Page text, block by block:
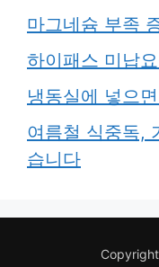
마그네슘 부족
하이패스 미납
냉동실에 넣으
여름철 식중독,
습니다